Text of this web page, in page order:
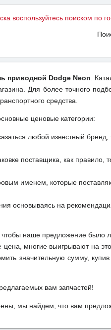
воспользуйтесь поиском по
приводной Dodge Neon .
Для более точного
средства.
ценовые категории:
любой известный
поставщика, как правило,
именем, которые
основываясь на
наше предложение было
многие выигрывают на
значительную сумму,
вам запчастей!
мы найдем, что вам